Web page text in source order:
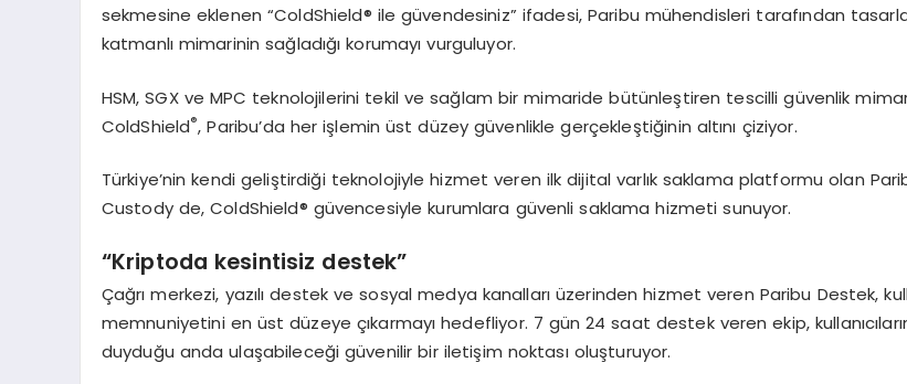
sekmesine eklenen “ColdShield® ile güvendesiniz” ifadesi, Paribu mühendisleri tarafından
katmanlı mimarinin sağladığı korumayı vurguluyor.
HSM, SGX ve MPC teknolojilerini tekil ve sağlam bir mimaride bütünleştiren tescilli güvenlik
ColdShield®, Paribu’da her işlemin üst düzey güvenlikle gerçekleştiğinin altını çiziyor.
Türkiye’nin kendi geliştirdiği teknolojiyle hizmet veren ilk dijital varlık saklama platformu olan
Custody de, ColdShield® güvencesiyle kurumlara güvenli saklama hizmeti sunuyor.
“Kriptoda kesintisiz destek”
Çağrı merkezi, yazılı destek ve sosyal medya kanalları üzerinden hizmet veren Paribu Destek,
memnuniyetini en üst düzeye çıkarmayı hedefliyor. 7 gün 24 saat destek veren ekip,
duyduğu anda ulaşabileceği güvenilir bir iletişim noktası oluşturuyor.